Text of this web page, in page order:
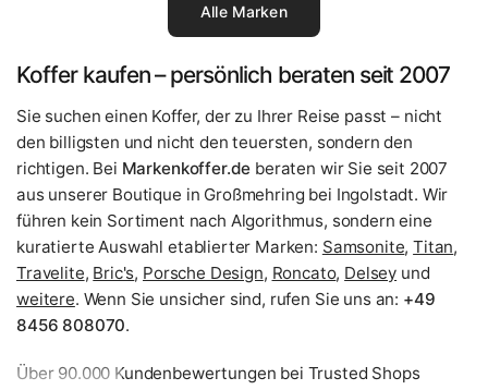
Alle Marken
Koffer kaufen – persönlich beraten seit 2007
Sie suchen einen Koffer, der zu Ihrer Reise passt – nicht
den billigsten und nicht den teuersten, sondern den
richtigen. Bei Markenkoffer.de beraten wir Sie seit 2007
aus unserer Boutique in Großmehring bei Ingolstadt. Wir
führen kein Sortiment nach Algorithmus, sondern eine
kuratierte Auswahl etablierter Marken: Samsonite,Titan,
Travelite, Bric's, Porsche Design, Roncato, Delsey und
weitere. Wenn Sie unsicher sind, rufen Sie uns an: +49
8456 808070.
Über 90.000 Kundenbewertungen bei Trusted Shops